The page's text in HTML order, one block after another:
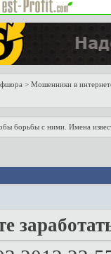
> Мошенники в
борьбы с ними. Имена